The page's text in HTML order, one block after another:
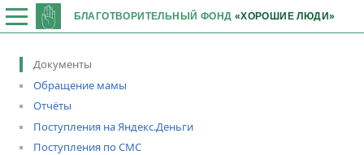
БЛАГОТВОРИТЕЛЬНЫЙ ФОНД «ХОРОШИЕ ЛЮДИ»
Документы
Обращение мамы
Отчёты
Поступления на Яндекс.Деньги
Поступления по СМС